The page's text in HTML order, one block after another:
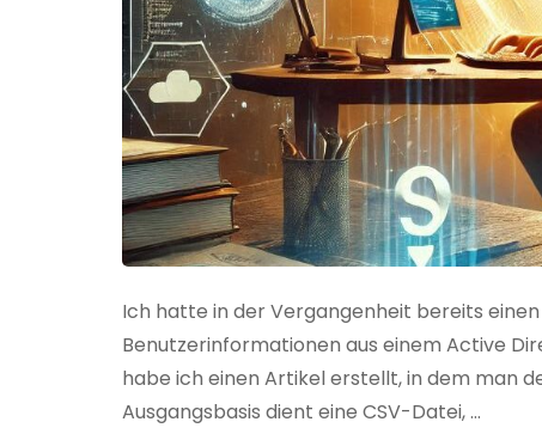
Ich hatte in der Vergangenheit bereits
Benutzerinformationen aus einem Active
habe ich einen Artikel erstellt, in dem man
Ausgangsbasis dient eine CSV-Datei, …